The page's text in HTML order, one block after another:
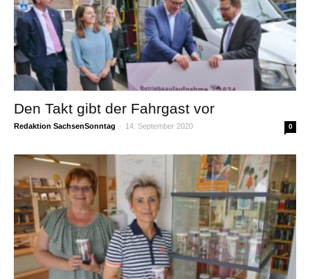
Den Takt gibt der Fahrgast vor
Redaktion SachsenSonntag - 14. September 2020 0